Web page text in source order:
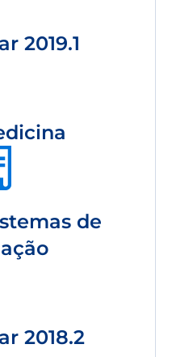
2019.1
de
2018.2